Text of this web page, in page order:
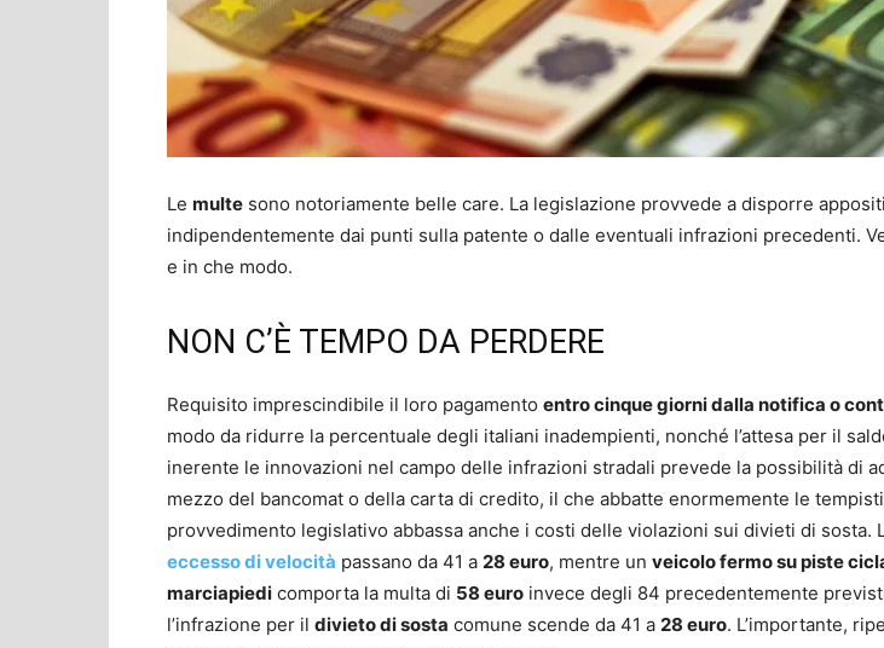
Le multe sono notoriamente belle care. La legislazione provvede a disporre appositi
indipendentemente dai punti sulla patente o dalle eventuali infrazioni precedenti.
e in che modo.
NON C’È TEMPO DA PERDERE
Requisito imprescindibile il loro pagamento entro cinque giorni dalla notifica o
modo da ridurre la percentuale degli italiani inadempienti, nonché l’attesa per il
inerente le innovazioni nel campo delle infrazioni stradali prevede la possibilità di
mezzo del bancomat o della carta di credito, il che abbatte enormemente le
provvedimento legislativo abbassa anche i costi delle violazioni sui divieti di sosta.
eccesso di velocità passano da 41 a 28 euro, mentre un veicolo fermo su piste
marciapiedi comporta la multa di 58 euro invece degli 84 precedentemente
l’infrazione per il divieto di sosta comune scende da 41 a 28 euro. L’importante,